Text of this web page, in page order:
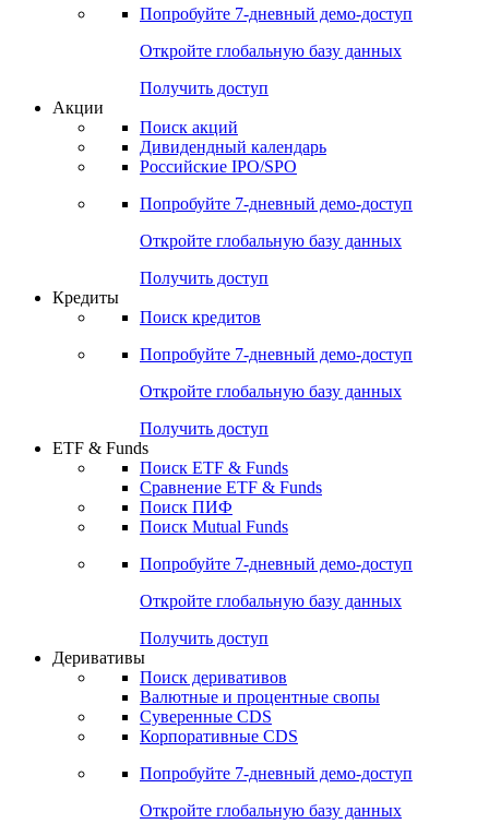
Попробуйте 7-дневный демо-доступ
Откройте глобальную базу данных
Получить доступ
Акции
Поиск акций
Дивидендный календарь
Российские IPO/SPO
Попробуйте 7-дневный демо-доступ
Откройте глобальную базу данных
Получить доступ
Кредиты
Поиск кредитов
Попробуйте 7-дневный демо-доступ
Откройте глобальную базу данных
Получить доступ
ETF & Funds
Поиск ETF & Funds
Сравнение ETF & Funds
Поиск ПИФ
Поиск Mutual Funds
Попробуйте 7-дневный демо-доступ
Откройте глобальную базу данных
Получить доступ
Деривативы
Поиск деривативов
Валютные и процентные свопы
Суверенные CDS
Корпоративные CDS
Попробуйте 7-дневный демо-доступ
Откройте глобальную базу данных